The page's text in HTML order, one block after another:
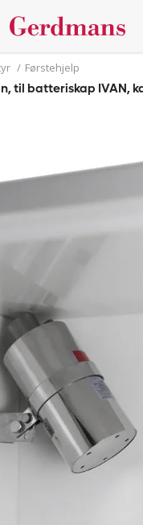
/ Førstehjelp
til batteriskap IVAN,